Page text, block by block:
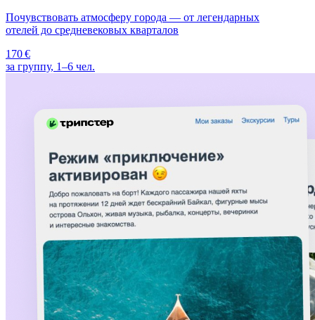
Почувствовать атмосферу города — от легендарных
отелей до средневековых кварталов
170 €
за группу, 1–6 чел.